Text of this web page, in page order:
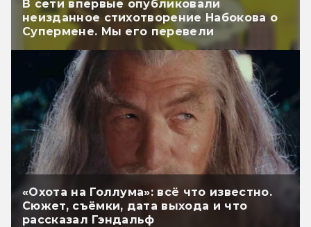
В сети впервые опубликовали
неизданное стихотворение Набокова о
Супермене. Мы его перевели
«Охота на Голлума»: всё что известно.
Сюжет, съёмки, дата выхода и что
рассказал Гэндальф